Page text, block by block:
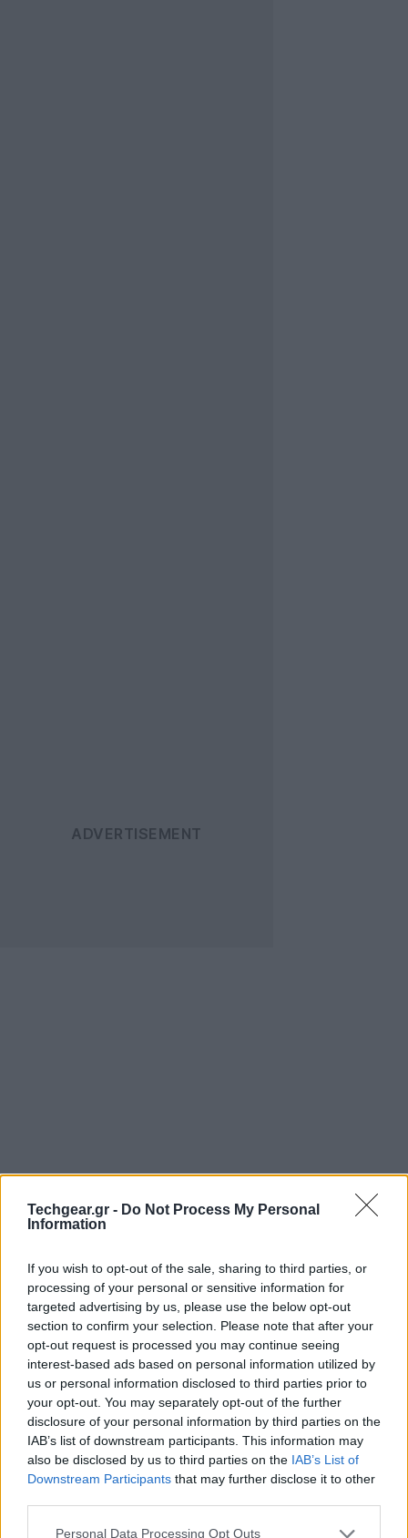
Techgear.gr - Do Not Process My Personal
Information
If you wish to opt-out of the sale, sharing to third parties, or
processing of your personal or sensitive information for
targeted advertising by us, please use the below opt-out
section to confirm your selection. Please note that after your
opt-out request is processed you may continue seeing
interest-based ads based on personal information utilized by
us or personal information disclosed to third parties prior to
your opt-out. You may separately opt-out of the further
disclosure of your personal information by third parties on the
IAB’s list of downstream participants. This information may
also be disclosed by us to third parties on the IAB’s List of
Downstream Participants that may further disclose it to other
Please note that this website/app uses one or more Google
Personal Data Processing Opt Outs
Ο αντιπρόεδρος του τμήματοςLGElectronics Home
Appliance, Kevin Cha, αποκάλυψε ότι η κορεάτικη
εταιρεία εργάζεται αυτή τη στιγμή πάνω στην
κατασκευή ενός νέου επαναστατικού πλυντηρίου
ρούχων η λειτουργία του οποίου δε θα απαιτεί νερό.
Το πλυντήριο βρίσκεται προς το παρόν σε αρχικό
στάδιο ανάπτυξης και συνεπώς δεν μας αποκάλυψε